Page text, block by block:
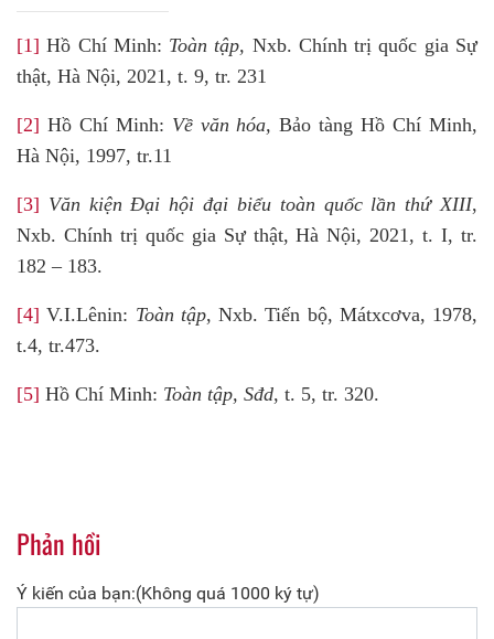
[1] Hồ Chí Minh: Toàn tập, Nxb. Chính trị quốc gia Sự
thật, Hà Nội, 2021, t. 9, tr. 231
[2] Hồ Chí Minh: Về văn hóa, Bảo tàng Hồ Chí Minh,
Hà Nội, 1997, tr.11
[3] Văn kiện Đại hội đại biểu toàn quốc lần thứ XIII,
Nxb. Chính trị quốc gia Sự thật, Hà Nội, 2021, t. I, tr.
182 – 183.
[4] V.I.Lênin: Toàn tập, Nxb. Tiến bộ, Mátxcơva, 1978,
t.4, tr.473.
[5] Hồ Chí Minh: Toàn tập, Sđd, t. 5, tr. 320.
Phản hồi
Ý kiến của bạn:(Không quá 1000 ký tự)